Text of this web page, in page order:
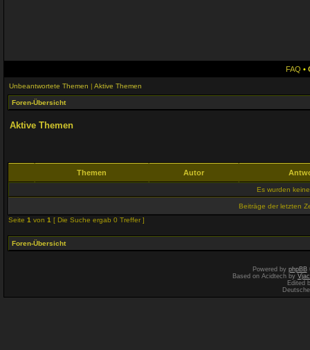
FAQ •
Unbeantwortete Themen | Aktive Themen
Foren-Übersicht
Aktive Themen
Themen Autor
Es wurden
Beiträge der letzten
Seite 1 von 1 [ Die Suche ergab 0 Treffer ]
Foren-Übersicht
Powered by phpBB
Based on Acidtech by
Edited